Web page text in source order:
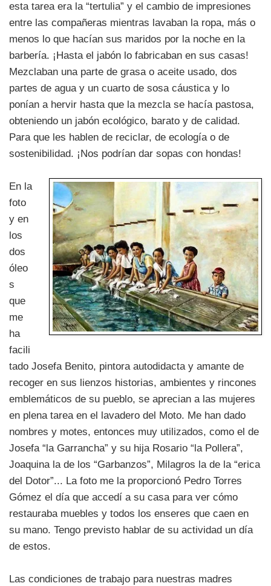
esta tarea era la “tertulia” y el cambio de impresiones
entre las compañeras mientras lavaban la ropa, más o
menos lo que hacían sus maridos por la noche en la
barbería. ¡Hasta el jabón lo fabricaban en sus casas!
Mezclaban una parte de grasa o aceite usado, dos
partes de agua y un cuarto de sosa cáustica y lo
ponían a hervir hasta que la mezcla se hacía pastosa,
obteniendo un jabón ecológico, barato y de calidad.
Para que les hablen de reciclar, de ecología o de
sostenibilidad. ¡Nos podrían dar sopas con hondas!
En la
foto
y en
los
dos
óleo
s
que
me
ha
facili
tado Josefa Benito, pintora autodidacta y amante de
recoger en sus lienzos historias, ambientes y rincones
emblemáticos de su pueblo, se aprecian a las mujeres
en plena tarea en el lavadero del Moto. Me han dado
nombres y motes, entonces muy utilizados, como el de
Josefa “la Garrancha” y su hija Rosario “la Pollera”,
Joaquina la de los “Garbanzos”, Milagros la de la “erica
del Dotor”... La foto me la proporcionó Pedro Torres
Gómez el día que accedí a su casa para ver cómo
restauraba muebles y todos los enseres que caen en
su mano. Tengo previsto hablar de su actividad un día
de estos.
Las condiciones de trabajo para nuestras madres